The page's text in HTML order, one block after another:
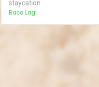
staycation.
Baca Lagi